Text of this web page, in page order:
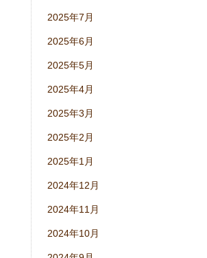
2025年7月
2025年6月
2025年5月
2025年4月
2025年3月
2025年2月
2025年1月
2024年12月
2024年11月
2024年10月